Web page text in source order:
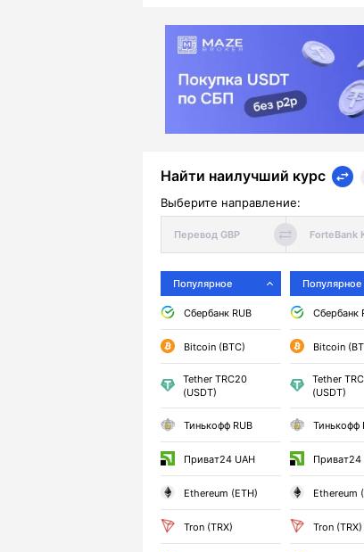
Найти наилучший курс
Выберите направление:
Популярное
Сбербанк RUB
Bitcoin (BTC)
Tether TRC20
(USDT)
Тинькофф RUB
Приват24 UAH
Ethereum (ETH)
Tron (TRX)
Популярное
Сбербанк
Bitcoin
Tether
(USDT)
Тинькофф
Приват24
Ethereum
Tron (TRX)